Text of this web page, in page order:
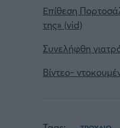
Επίθεση
της» (vid)
Συνελήφθη
Βίντεο-